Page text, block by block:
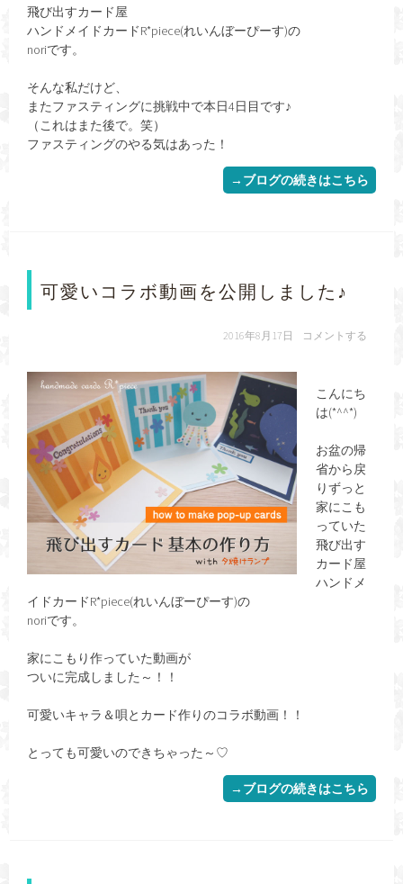
飛び出すカード屋
ハンドメイドカードR*piece(れいんぼーぴーす)の
noriです。
そんな私だけど、
またファスティングに挑戦中で本日4日目です♪
（これはまた後で。笑）
ファスティングのやる気はあった！
→ブログの続きはこちら
可愛いコラボ動画を公開しました♪
2016年8月17日 コメントする
こんにち
は(*^^*)
お盆の帰
省から戻
りずっと
家にこも
っていた
飛び出す
カード屋
ハンドメ
イドカードR*piece(れいんぼーぴーす)の
noriです。
家にこもり作っていた動画が
ついに完成しました～！！
可愛いキャラ＆唄とカード作りのコラボ動画！！
とっても可愛いのできちゃった～♡
→ブログの続きはこちら